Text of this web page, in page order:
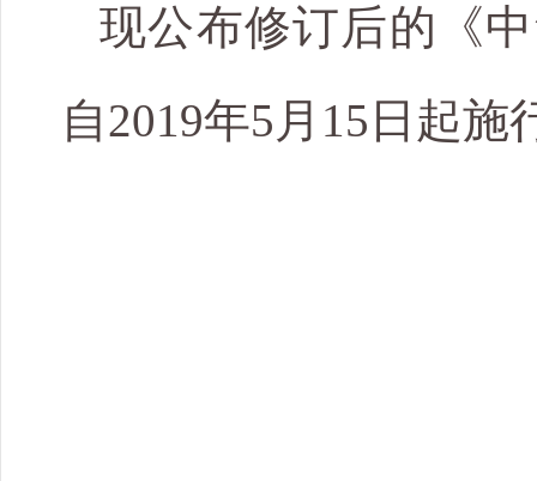
现公布修订后的《
自2019年5月15日起施